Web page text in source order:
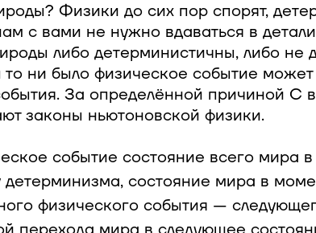
Физики до сих пор спорят,
с вами не нужно вдаваться в
либо детерминистичны, либо не
то ни было физическое событие
За определённой причиной С
законы ньютоновской физики.
событие состояние всего мира
детерминизма, состояние мира в
физического события —